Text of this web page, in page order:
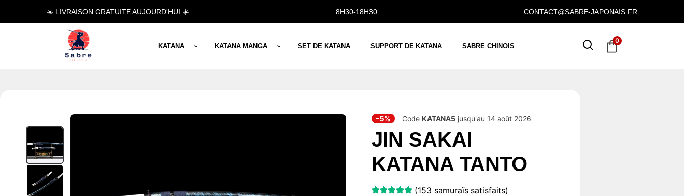
☀️ LIVRAISON GRATUITE AUJOURD'HUI ☀️ 8H30-18H30 CONTACT@SABRE-JAPONAIS.FR
KATANA KATANA MANGA SET DE KATANA SUPPORT DE KATANA SABRE CHINOIS
0
-5% Code KATANA5jusqu'au 14 août 2026
JIN SAKAI
KATANA TANTO
(153 samuraïs satisfaits)